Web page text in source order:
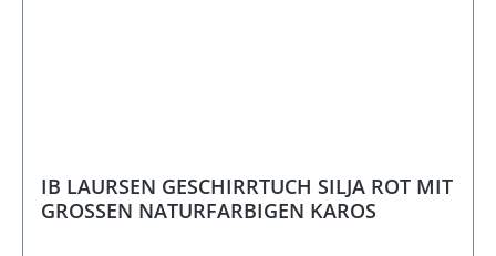
IB LAURSEN GESCHIRRTUCH SILJA ROT MIT
GROSSEN NATURFARBIGEN KAROS